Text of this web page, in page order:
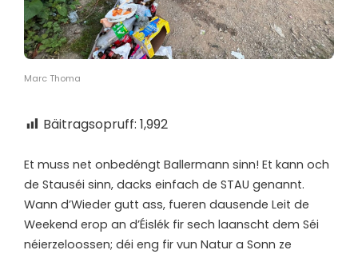
Marc Thoma
Bäitragsopruff: 1,992
Et muss net onbedéngt Ballermann sinn! Et kann och
de Stauséi sinn, dacks einfach de STAU genannt.
Wann d’Wieder gutt ass, fueren dausende Leit de
Weekend erop an d’Éislék fir sech laanscht dem Séi
néierzeloossen; déi eng fir vun Natur a Sonn ze